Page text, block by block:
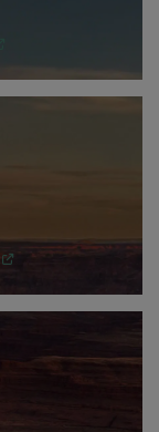
Open in a new window